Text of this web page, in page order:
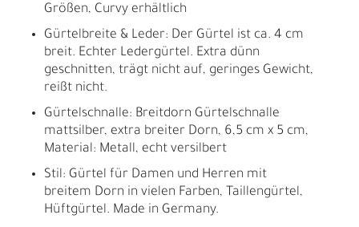
Größen, Curvy erhältlich
Gürtelbreite & Leder: Der Gürtel ist ca. 4 cm
breit. Echter Ledergürtel. Extra dünn
geschnitten, trägt nicht auf, geringes Gewicht,
reißt nicht.
Gürtelschnalle: Breitdorn Gürtelschnalle
mattsilber, extra breiter Dorn, 6,5 cm x 5 cm,
Material: Metall, echt versilbert
Stil: Gürtel für Damen und Herren mit
breitem Dorn in vielen Farben, Taillengürtel,
Hüftgürtel. Made in Germany.